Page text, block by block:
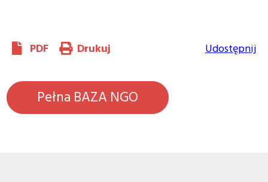
PDF Drukuj Udostępnij
Pełna BAZA NGO